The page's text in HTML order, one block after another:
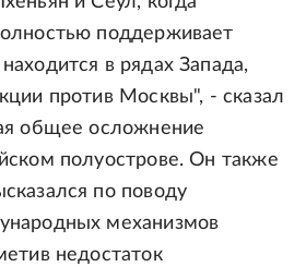
поддерживает
в рядах Запада,
против Москвы", - сказал
общее осложнение
полуострове. Он также
по поводу
механизмов
недостаток